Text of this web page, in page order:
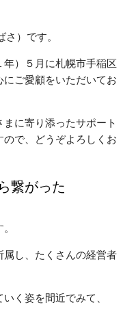
）です。
）５月に札幌市手稲区
ご愛顧をいただいてお
に寄り添ったサポート
で、どうぞよろしくお
繋がった
し、たくさんの経営者
く姿を間近でみて、